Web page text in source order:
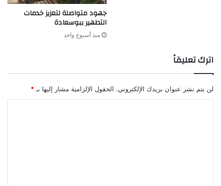
جهود متواصلة لتعزيز خدمات
التطهير ببوسعادة
منذ أسبوع واحد
اترك تعليقاً
لن يتم نشر عنوان بريدك الإلكتروني. الحقول الإلزامية مشار إليها بـ *